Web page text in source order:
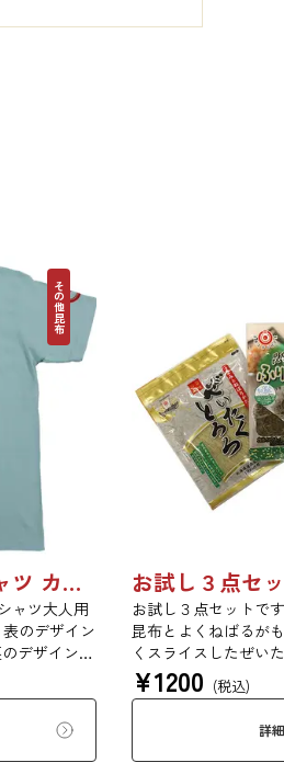
その他昆布
日高食品工業 企業Tシャツ カラー大人用
ャツ大人用
のデザイン
デザイン
昆布ネクタ
みません
Tシャツを
う１枚、隠
お試し３点セットで
昆布とよくねばるが
くスライスしたぜい
にかけておいしいふ
ぎりに大活躍、化学
布と厳選された商品
おすすめする昆布を
¥1200 (税込)
詳